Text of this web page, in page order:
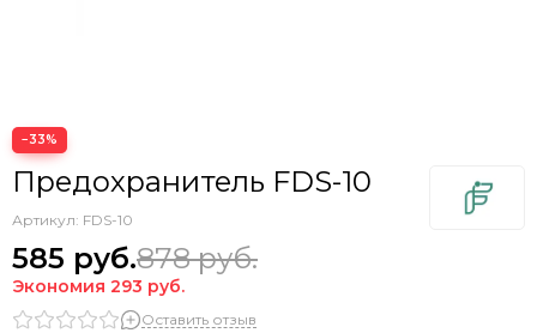
−33%
Предохранитель FDS-10
Артикул: FDS-10
585 руб.878руб.
Экономия 293 руб.
Оставить отзыв